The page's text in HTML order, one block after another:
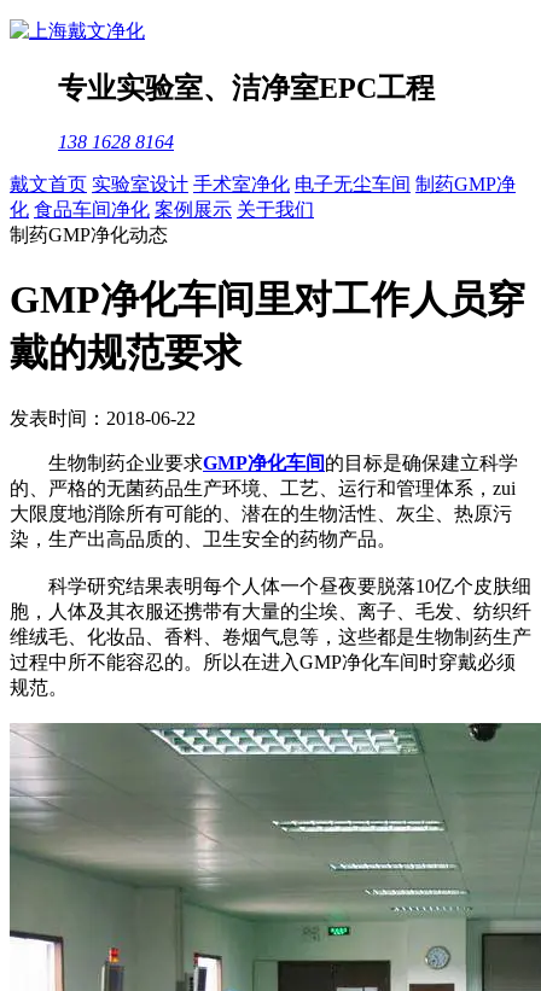
专业实验室、 洁净室EPC工程
138 1628 8164
戴文首页 实验室设计 手术室净化 电子无尘车间 制药GMP净
化 食品车间净化 案例展示 关于我们
制药GMP净化动态
GMP净化车间里对工作人员穿
戴的规范要求
发表时间：2018-06-22
生物制药企业要求GMP净化车间的目标是确保建立科学
的、严格的无菌药品生产环境、工艺、运行和管理体系，zui
大限度地消除所有可能的、潜在的生物活性、灰尘、热原污
染，生产出高品质的、卫生安全的药物产品。
科学研究结果表明每个人体一个昼夜要脱落10亿个皮肤细
胞，人体及其衣服还携带有大量的尘埃、离子、毛发、纺织纤
维绒毛、化妆品、香料、卷烟气息等，这些都是生物制药生产
过程中所不能容忍的。所以在进入GMP净化车间时穿戴必须
规范。